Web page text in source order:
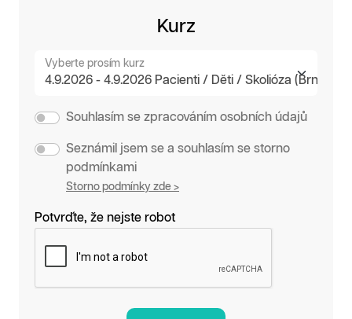
Kurz
Vyberte prosím kurz
Souhlasím se zpracováním osobních údajů
Seznámil jsem se a souhlasím se storno
podmínkami
Storno podmínky zde >
Potvrďte, že nejste robot